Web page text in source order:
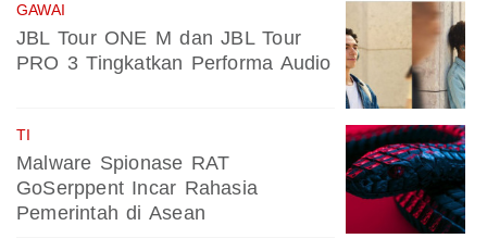
GAWAI
JBL Tour ONE M dan JBL Tour
PRO 3 Tingkatkan Performa Audio
TI
Malware Spionase RAT
GoSerppent Incar Rahasia
Pemerintah di Asean